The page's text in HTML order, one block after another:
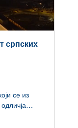
српских
се из